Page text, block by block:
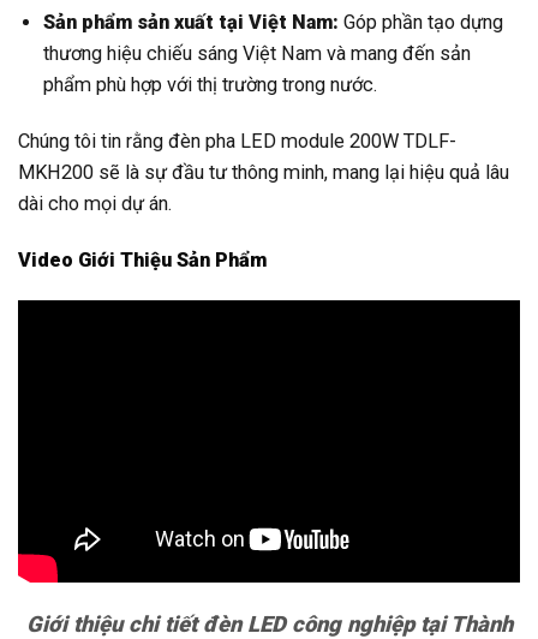
Sản phẩm sản xuất tại Việt Nam: Góp phần tạo dựng
thương hiệu chiếu sáng Việt Nam và mang đến sản
phẩm phù hợp với thị trường trong nước.
Chúng tôi tin rằng đèn pha LED module 200W TDLF-
MKH200 sẽ là sự đầu tư thông minh, mang lại hiệu quả lâu
dài cho mọi dự án.
Video Giới Thiệu Sản Phẩm
Giới thiệu chi tiết đèn LED công nghiệp tại Thành